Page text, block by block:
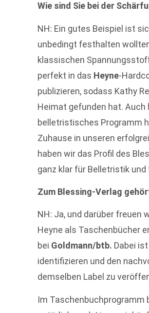
Wie sind Sie bei der
NH: Ein gutes Beispiel ist
unbedingt festhalten
klassischen
perfekt in das Heyne-
publizieren, sodass Kathy
Heimat gefunden hat. Auch
belletristisches Programm
Zuhause in unseren
haben wir das Profil des
ganz klar für Belletristik
Zum Blessing-Verlag
NH: Ja, und darüber freuen
Heyne als Taschenbücher
bei Goldmann/btb. Dabei
identifizieren und den
demselben Label zu
Im Taschenbuchprogramm